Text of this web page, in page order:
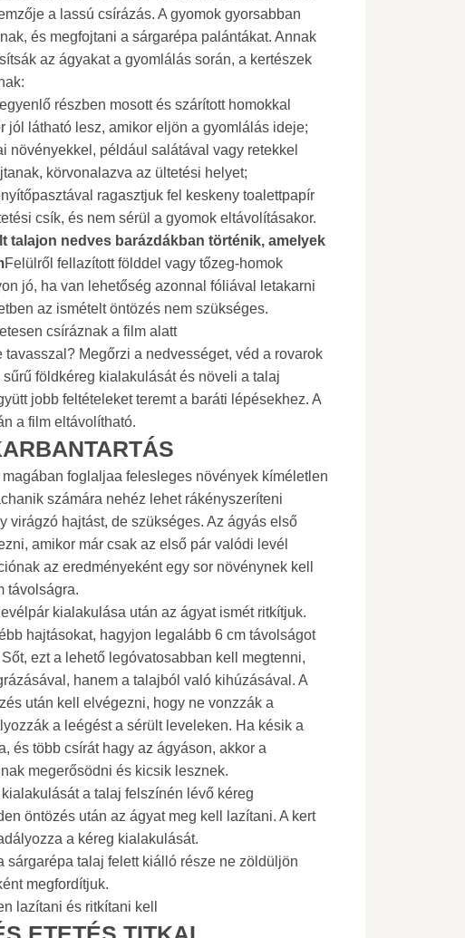
a lassú csírázás. A gyomok gyorsabban
és megfojtani a sárgarépa palántákat. Annak
az ágyakat a gyomlálás során, a kertészek
részben mosott és szárított homokkal
jól látható lesz, amikor eljön a gyomlálás ideje;
növényekkel, például salátával vagy retekkel
körvonalazva az ültetési helyet;
ragasztjuk fel keskeny toalettpapír
csík, és nem sérül a gyomok eltávolításakor.
talajon nedves barázdákban történik, amelyek
Felülről fellazított földdel vagy tőzeg-homok
jó, ha van lehetőség azonnal fóliával letakarni
az ismételt öntözés nem szükséges.
csíráznak a film alatt
tavasszal? Megőrzi a nedvességet, véd a rovarok
földkéreg kialakulását és növeli a talaj
jobb feltételeket teremt a baráti lépésekhez. A
a film eltávolítható.
foglaljaa felesleges növények kíméletlen
számára nehéz lehet rákényszeríteni
virágzó hajtást, de szükséges. Az ágyás első
amikor már csak az első pár valódi levél
az eredményeként egy sor növénynek kell
távolságra.
kialakulása után az ágyat ismét ritkítjuk.
hajtásokat, hagyjon legalább 6 cm távolságot
ezt a lehető legóvatosabban kell megtenni,
hanem a talajból való kihúzásával. A
után kell elvégezni, hogy ne vonzzák a
a leégést a sérült leveleken. Ha késik a
és több csírát hagy az ágyáson, akkor a
megerősödni és kicsik lesznek.
a talaj felszínén lévő kéreg
öntözés után az ágyat meg kell lazítani. A kert
a kéreg kialakulását.
sárgarépa talaj felett kiálló része ne zöldüljön
megfordítjuk.
lazítani és ritkítani kell